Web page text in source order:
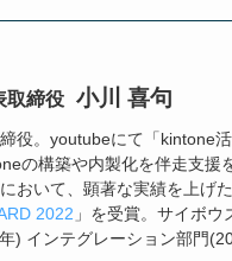
取締役 小川 喜句
役。youtubeにて「kintone
の構築や内製化を伴走支援
おいて、顕著な実績を上げ
2022 」を受賞。サイボ
) インテグレーション部門